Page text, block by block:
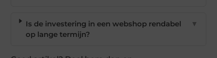
Is de investering in een webshop rendabel
op lange termijn?
▼